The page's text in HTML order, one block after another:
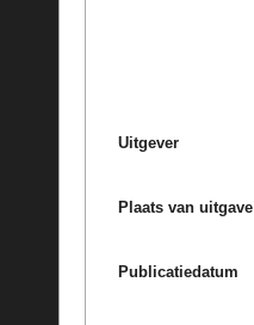
Uitgever
Plaats van uitgave
Publicatiedatum